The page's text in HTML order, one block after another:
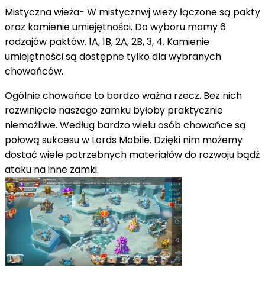
Mistyczna wieża- W mistycznwj wieży łączone są pakty
oraz kamienie umiejętności. Do wyboru mamy 6
rodzajów paktów. 1A, 1B, 2A, 2B, 3, 4. Kamienie
umiejętności są dostępne tylko dla wybranych
chowańców.
Ogólnie chowańce to bardzo ważna rzecz. Bez nich
rozwinięcie naszego zamku byłoby praktycznie
niemożliwe. Według bardzo wielu osób chowańce są
połową sukcesu w Lords Mobile. Dzięki nim możemy
dostać wiele potrzebnych materiałów do rozwoju bądź
ataku na inne zamki.